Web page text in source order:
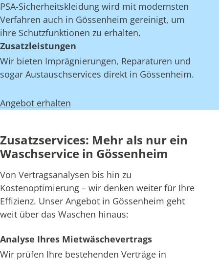
PSA-Sicherheitskleidung wird mit modernsten
Verfahren auch in Gössenheim gereinigt, um
ihre Schutzfunktionen zu erhalten.
Zusatzleistungen
Wir bieten Imprägnierungen, Reparaturen und
sogar Austauschservices direkt in Gössenheim.
Angebot erhalten
Zusatzservices: Mehr als nur ein
Waschservice in Gössenheim
Von Vertragsanalysen bis hin zu
Kostenoptimierung – wir denken weiter für Ihre
Effizienz. Unser Angebot in Gössenheim geht
weit über das Waschen hinaus:
Analyse Ihres Mietwäschevertrags
Wir prüfen Ihre bestehenden Verträge in